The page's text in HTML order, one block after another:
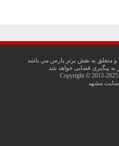
متعلق به نقش برتر پارس مي باشد
به پیگیری قضایی خواهد شد
Copyright © 2013-
مشهد